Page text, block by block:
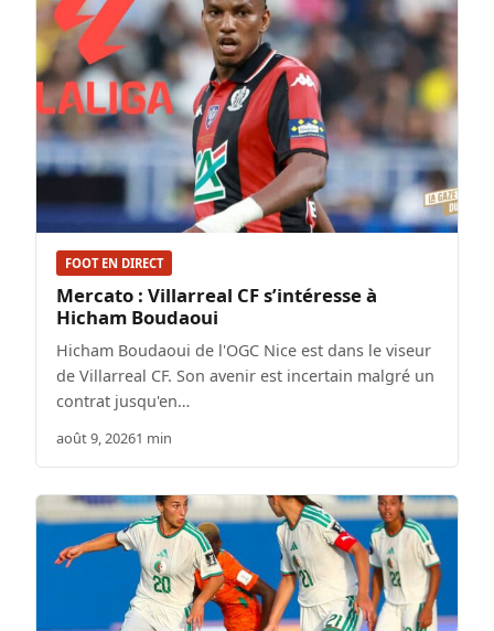
FOOT EN DIRECT
Mercato : Villarreal CF s’intéresse à
Hicham Boudaoui
Hicham Boudaoui de l'OGC Nice est dans le viseur
de Villarreal CF. Son avenir est incertain malgré un
contrat jusqu'en…
août 9, 20261 min